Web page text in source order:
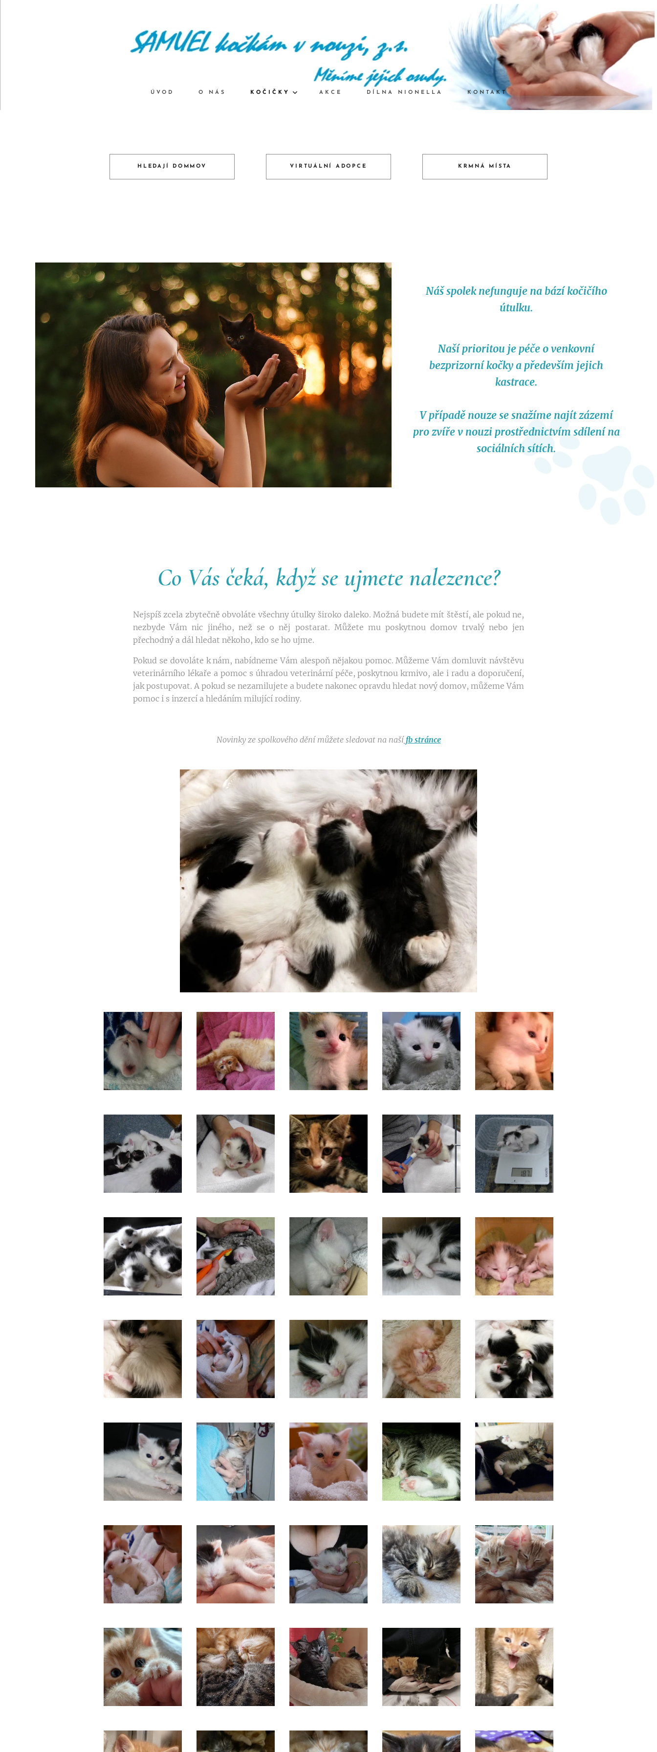
ÚVOD O NÁS KOČIČKY AKCE DÍLNA NIONELLA KONTAKT
HLEDAJÍ DOMMOV VIRTUÁLNÍ ADOPCE KRMNÁ MÍSTA
Náš spolek nefunguje na bází kočičího
útulku.
Naší prioritou je péče o venkovní
bezprizorní kočky a především jejich
kastrace.
V případě nouze se snažíme najít zázemí
pro zvíře v nouzi prostřednictvím sdílení na
sociálních sítích.
Co Vás čeká, když se ujmete nalezence?
Nejspíš zcela zbytečně obvoláte všechny útulky široko daleko. Možná budete mít štěstí, ale pokud ne,
nezbyde Vám nic jiného, než se o něj postarat. Můžete mu poskytnou domov trvalý nebo jen
přechodný a dál hledat někoho, kdo se ho ujme.
Pokud se dovoláte k nám, nabídneme Vám alespoň nějakou pomoc. Můžeme Vám domluvit návštěvu
veterinárního lékaře a pomoc s úhradou veterinární péče, poskytnou krmivo, ale i radu a doporučení,
jak postupovat. A pokud se nezamilujete a budete nakonec opravdu hledat nový domov, můžeme Vám
pomoc i s inzercí a hledáním milující rodiny.
Novinky ze spolkového dění můžete sledovat na naší fb stránce